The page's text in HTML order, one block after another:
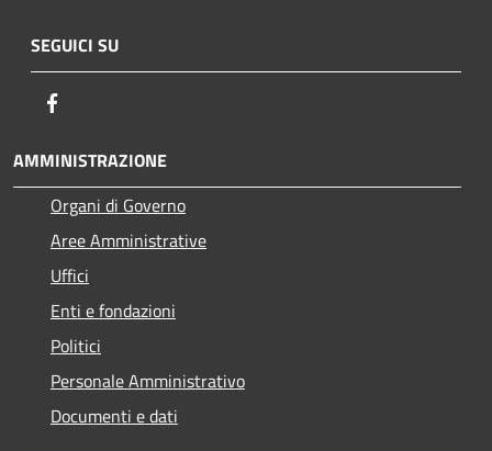
SEGUICI SU
AMMINISTRAZIONE
Organi di Governo
Aree Amministrative
Uffici
Enti e fondazioni
Politici
Personale Amministrativo
Documenti e dati